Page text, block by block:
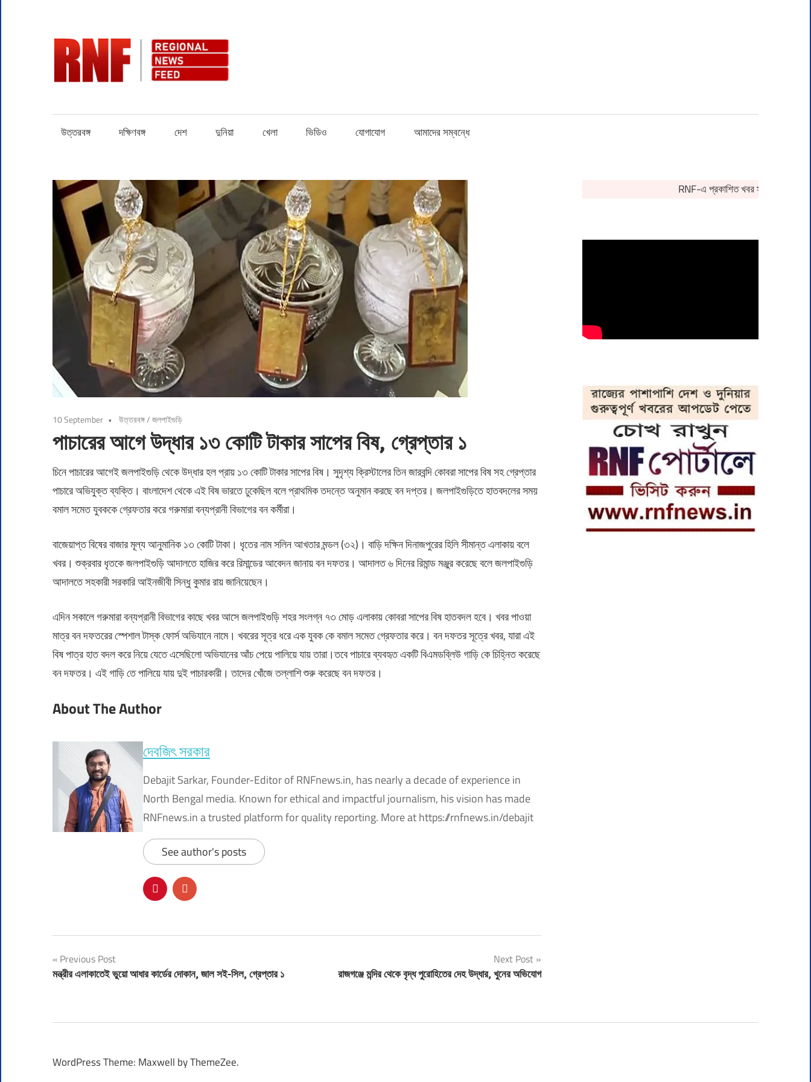
content
Quantity
উত্তরবঙ্গ দক্ষিণবঙ্গ দেশ দুনিয়া খেলা ভিডিও যোগাযোগ আমাদের সম্বন্ধে
10 September উত্তরবঙ্গ/জলপাইগুড়ি
পাচারের আগে উদ্ধার ১৩ কোটি টাকার সাপের বিষ, গ্রেপ্তার ১
চিনে পাচারের আগেই জলপাইগুড়ি থেকে উদ্ধার হল প্রায় ১৩ কোটি টাকার সাপের বিষ। সুদৃশ্য ক্রিস্টালের তিন জারবন্দি কোবরা সাপের বিষ সহ গ্রেপ্তার
পাচারে অভিযুক্ত ব্যক্তি। বাংলাদেশ থেকে এই বিষ ভারতে ঢুকেছিল বলে প্রাথমিক তদন্তে অনুমান করছে বন দপ্তর। জলপাইগুড়িতে হাতবদলের সময়
বমাল সমেত যুবককে গ্রেফতার করে গরুমারা বন্যপ্রানী বিভাগের বন কর্মীরা।
বাজেয়াপ্ত বিষের বাজার মূল্য আনুমানিক ১৩ কোটি টাকা। ধৃতের নাম সলিন আখতার মন্ডল (৩২)। বাড়ি দক্ষিন দিনাজপুরের হিলি সীমান্ত এলাকায় বলে
খবর। শুক্রবার ধৃতকে জলপাইগুড়ি আদালতে হাজির করে রিমান্ডের আবেদন জানায় বন দফতর। আদালত ৬ দিনের রিমান্ড মঞ্জুর করেছে বলে জলপাইগুড়ি
আদালতে সহকারী সরকারি আইনজীবী সিন্ধু কুমার রায় জানিয়েছেন।
এদিন সকালে গরুমারা বন্যপ্রানী বিভাগের কাছে খবর আসে জলপাইগুড়ি শহর সংলগ্ন ৭৩ মোড় এলাকায় কোবরা সাপের বিষ হাতবদল হবে। খবর পাওয়া
মাত্র বন দফতরের স্পেশাল টাস্ক ফোর্স অভিযানে নামে। খবরের সূত্র ধরে এক যুবক কে বমাল সমেত গ্রেফতার করে। বন দফতর সূত্রে খবর, যারা এই
বিষ পাত্র হাত বদল করে নিয়ে যেতে এসেছিলো অভিযানের আঁচ পেয়ে পালিয়ে যায় তারা।তবে পাচারে ব্যবহৃত একটি বিএমডব্লিউ গাড়ি কে চিহ্নিত করেছে
বন দফতর। এই গাড়ি তে পালিয়ে যায় দুই পাচারকারী। তাদের খোঁজে তল্লাশি শুরু করেছে বন দফতর।
About The Author
দেবজিৎ সরকার
Debajit Sarkar, Founder-Editor of RNFnews.in, has nearly a decade of experience in
North Bengal media. Known for ethical and impactful journalism, his vision has made
RNFnews.in a trusted platform for quality reporting. More at https://rnfnews.in/debajit
See author's posts
Post
navigation
Previous Post
মন্ত্রীর এলাকাতেই ভুয়ো আধার কার্ডের দোকান, জাল সই-সিল, গ্রেপ্তার ১
Next Post
রাজগঞ্জে মন্দির থেকে বৃদ্ধ পুরোহিতের দেহ উদ্ধার, খুনের অভিযোগ
RNF-এ প্রকাশিত খবর সংক্রান্ত কোনও
WordPress Theme: Maxwell by ThemeZee.